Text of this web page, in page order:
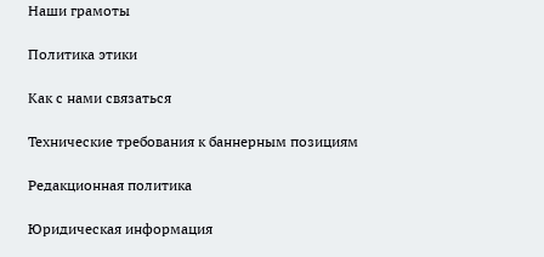
Наши грамоты
Политика этики
Как с нами связаться
Технические требования к баннерным позициям
Редакционная политика
Юридическая информация